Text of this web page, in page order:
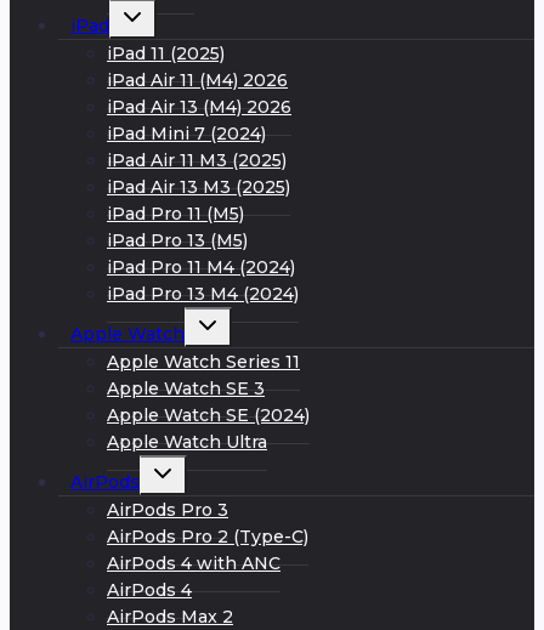
iPad
Развернуть
меню
iPad 11 (2025)
iPad Air 11 (M4) 2026
iPad Air 13 (M4) 2026
iPad Mini 7 (2024)
iPad Air 11 M3 (2025)
iPad Air 13 M3 (2025)
iPad Pro 11 (M5)
iPad Pro 13 (M5)
iPad Pro 11 M4 (2024)
iPad Pro 13 M4 (2024)
Apple Watch
Развернуть
меню
Apple Watch Series 11
Apple Watch SE 3
Apple Watch SE (2024)
Apple Watch Ultra
AirPods
Развернуть
меню
AirPods Pro 3
AirPods Pro 2 (Type-C)
AirPods 4 with ANC
AirPods 4
AirPods Max 2